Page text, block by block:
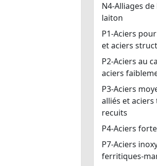
N4-Alliages
laiton
P1-Aciers
et aciers
P2-Aciers au
aciers
P3-Aciers
alliés et
recuits
P4-Aciers
P7-Aciers
ferritiques-